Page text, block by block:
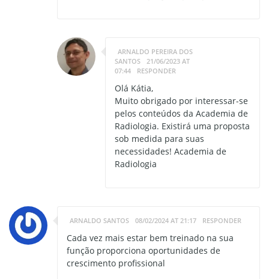
ARNALDO PEREIRA DOS
SANTOS
21/06/2023 AT
07:44
RESPONDER
Olá Kátia,
Muito obrigado por interessar-se
pelos conteúdos da Academia de
Radiologia. Existirá uma proposta
sob medida para suas
necessidades! Academia de
Radiologia
ARNALDO SANTOS 08/02/2024 AT 21:17 RESPONDER
Cada vez mais estar bem treinado na sua
função proporciona oportunidades de
crescimento profissional